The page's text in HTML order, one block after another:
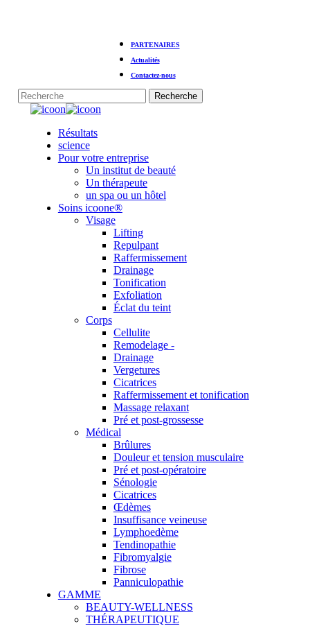
PARTENAIRES
Actualités
Contactez-nous
Recherche
Fermer
recherche
Menu
Résultats
science
Pour votre entreprise
Un institut de beauté
Un thérapeute
un spa ou un hôtel
Soins icoone®
Visage
Lifting
Repulpant
Raffermissement
Drainage
Tonification
Exfoliation
Éclat du teint
Corps
Cellulite
Remodelage -
Drainage
Vergetures
Cicatrices
Raffermissement et tonification
Massage relaxant
Pré et post-grossesse
Médical
Brûlures
Douleur et tension musculaire
Pré et post-opératoire
Sénologie
Cicatrices
Œdèmes
Insuffisance veineuse
Lymphoedème
Tendinopathie
Fibromyalgie
Fibrose
Panniculopathie
GAMME
BEAUTY-WELLNESS
THÉRAPEUTIQUE